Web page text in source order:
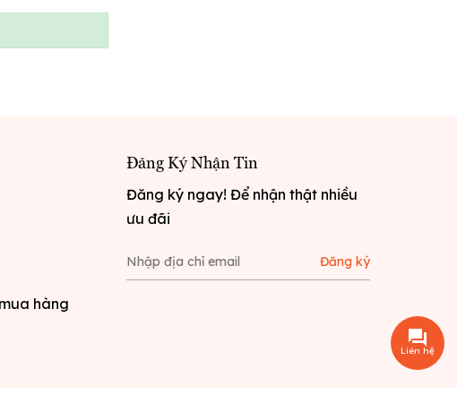
hàng
Đăng Ký Nhận Tin
Đăng ký ngay! Để nhận thật nhiều
ưu đãi
Đăng ký
Liên hệ